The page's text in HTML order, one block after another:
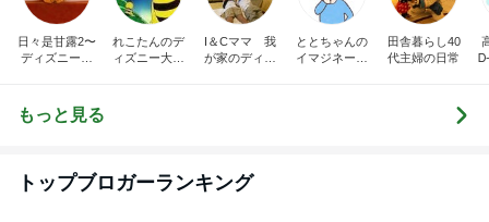
日々是甘露2〜
ディズニー風
れこたんのデ
ィズニー大好
I＆Cママ 我
が家のディズ
ととちゃんの
イマジネーシ
田舎暮らし40
代主婦の日常
もっと見る
トップブロガーランキング